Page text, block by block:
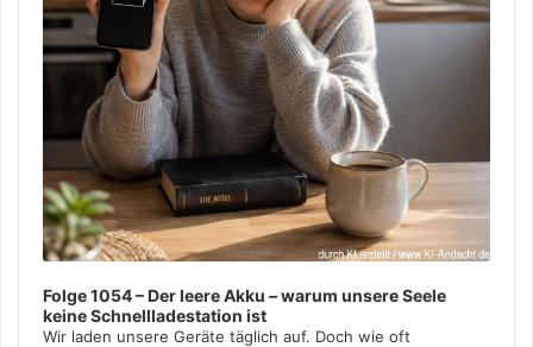
Folge 1054 – Der leere Akku – warum unsere Seele
keine Schnellladestation ist
Wir laden unsere Geräte täglich auf. Doch wie oft